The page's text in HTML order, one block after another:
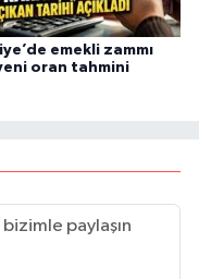
emekli zammı
oran tahmini